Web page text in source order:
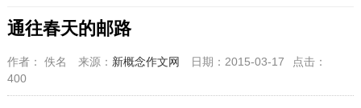
通往春天的邮路
作者： 佚名 来源： 新概念作文网 日期：2015-03-17
点击：
400